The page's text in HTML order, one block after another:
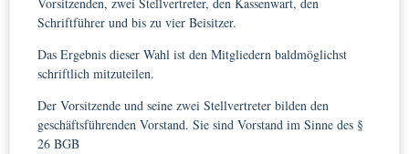
Schriftführer und bis zu vier Beisitzer.
Das Ergebnis dieser Wahl ist den Mitgliedern baldmöglichst
schriftlich mitzuteilen.
Der Vorsitzende und seine zwei Stellvertreter bilden den
geschäftsführenden Vorstand. Sie sind Vorstand im Sinne des §
26 BGB